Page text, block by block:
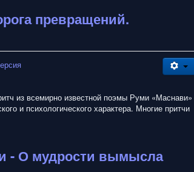
превращений.
из всемирно известной поэмы Руми «Маснави»
и психологического характера. Многие притчи
- О мудрости вымысла